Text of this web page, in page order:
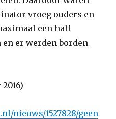
vroeg ouders en
een half
en er werden borden
nieuws/1527828/geen